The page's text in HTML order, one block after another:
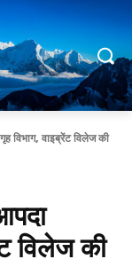
विभाग, वाइब्रेंट विलेज की
विलेज की